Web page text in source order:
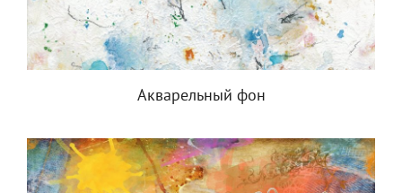
Акварельный фон